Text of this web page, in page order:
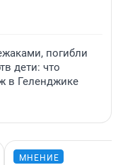
погибли
дети: что
в Геленджике
МНЕНИЕ